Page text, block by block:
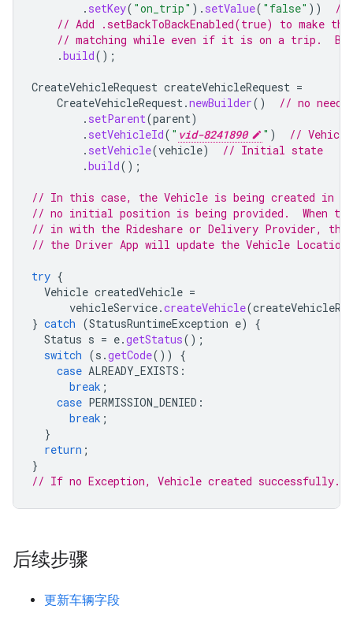
. setKey( "on_trip" ). setValue( "false" ))
//
// Add .setBackToBackEnabled(true) to
// matching while even if it is on a trip.
.build();
CreateVehicleRequest createVehicleRequest =
CreateVehicleRequest.newBuilder()
// no need
. setParent(parent)
. setVehicleId( " vid-8241890 " )
// Vehicle
. setVehicle(vehicle)
// Initial state
.build();
// In this case, the Vehicle is being created in the
// no initial position is being provided.  When the
// in with the Rideshare or Delivery Provider, the
// the Driver App will update the Vehicle Location.
try {
Vehicle createdVehicle =
vehicleService.createVehicle(
} catch (StatusRuntimeException e)
{
Status s = e.getStatus();
switch (s .getCode())
{
case ALREADY_EXISTS :
break ;
case PERMISSION_DENIED :
break ;
}
return ;
}
// If no Exception, Vehicle created successfully.
后续步骤
更新车辆字段